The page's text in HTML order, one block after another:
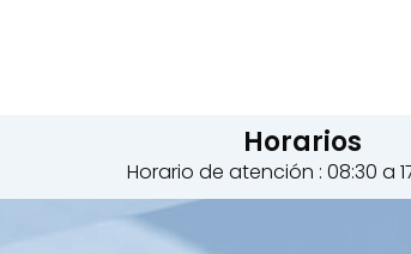
Horarios
Horario de atención : 08:30 a